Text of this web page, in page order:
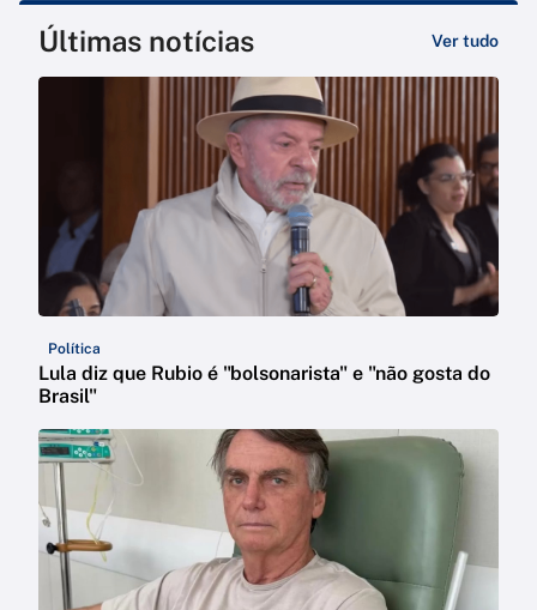
Últimas notícias Ver tudo
Política
Lula diz que Rubio é "bolsonarista" e "não gosta do
Brasil"